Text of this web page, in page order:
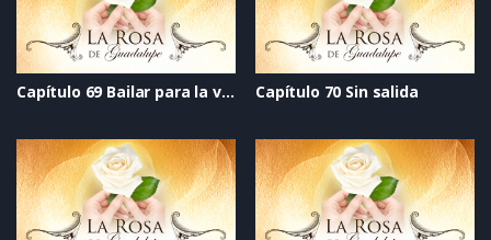
Capítulo 69 Bailar para la vida Capítulo 70 Sin salida